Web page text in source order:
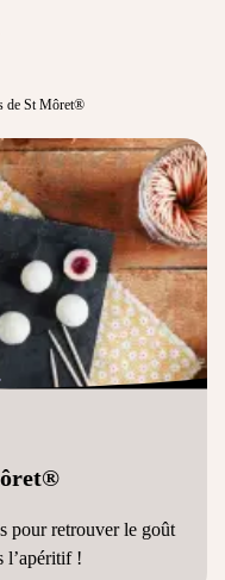
de St Môret®
pour retrouver le goût
l’apéritif !